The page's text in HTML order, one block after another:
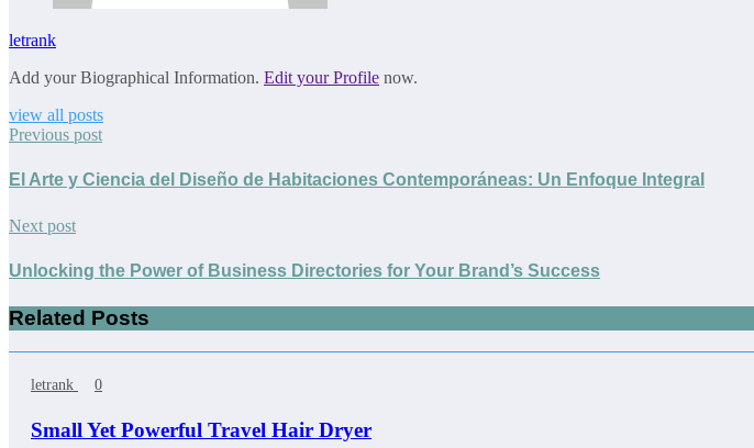
letrank
Add your Biographical Information. Edit your Profile now.
view all posts
Previous post
El Arte y Ciencia del Diseño de Habitaciones Contemporáneas: Un Enfoque Integral
Next post
Unlocking the Power of Business Directories for Your Brand’s Success
Related Posts
letrank 0
Small Yet Powerful Travel Hair Dryer